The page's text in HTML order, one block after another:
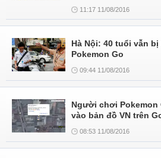
11:17 11/08/2016
Hà Nội: 40 tuổi vẫn
Pokemon Go
09:44 11/08/2016
Người chơi Pokemon
vào bản đồ VN trên
08:53 11/08/2016